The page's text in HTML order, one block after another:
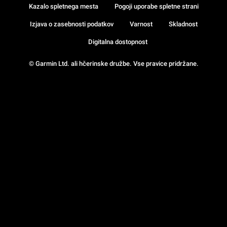
© Garmin Ltd. ali hčerinske družbe. Vse pravice pridržane.
Kazalo spletnega mesta Pogoji uporabe spletne strani
Izjava o zasebnosti podatkov Varnost Skladnost
Digitalna dostopnost